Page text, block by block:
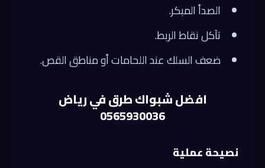
الصدأ المبكر.
تآكل نقاط الربط.
ضعف السلك عند اللحامات أو مناطق القص.
افضل شبواك طرق في رياض
0565930036
نصيحة عملية